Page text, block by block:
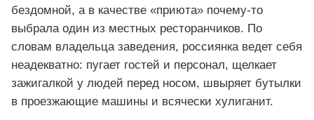
бездомной, а в качестве «приюта» почему-то
выбрала один из местных ресторанчиков. По
словам владельца заведения, россиянка ведет себя
неадекватно: пугает гостей и персонал, щелкает
зажигалкой у людей перед носом, швыряет бутылки
в проезжающие машины и всячески хулиганит.